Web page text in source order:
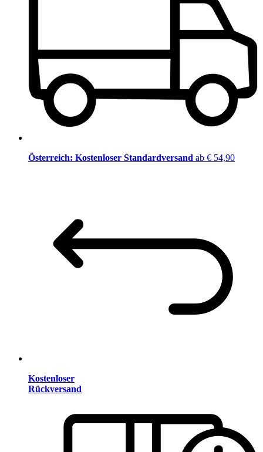
Österreich: Kostenloser Standardversand ab € 54,90
Kostenloser
Rückversand